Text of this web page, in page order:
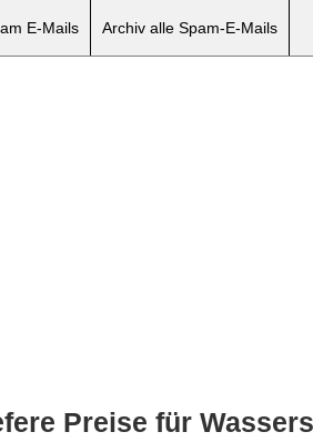
E-Mails Archiv alle Spam-E-Mails
Preise für